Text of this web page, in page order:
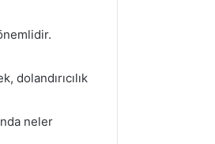
dolandırıcılık
neler